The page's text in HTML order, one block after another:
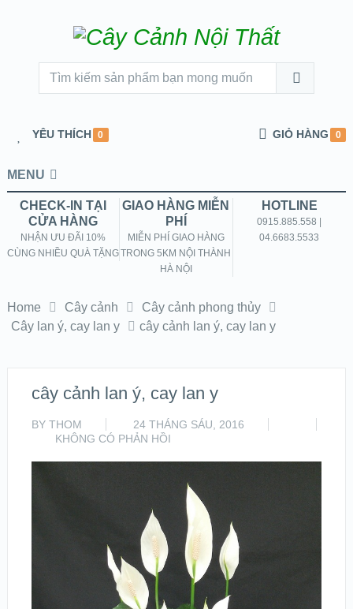
YÊU THÍCH 0 GIỎ HÀNG 0
MENU
CHECK-IN TẠI
CỬA HÀNG
NHẬN ƯU ĐÃI 10%
CÙNG NHIỀU QUÀ TẶNG
GIAO HÀNG MIỄN
PHÍ
MIỄN PHÍ GIAO HÀNG
TRONG 5KM NỘI THÀNH
HÀ NỘI
HOTLINE
0915.885.558 |
04.6683.5533
Home Cây cảnh
Cây cảnh phong thủy
Cây lan ý, cay lan y
cây cảnh lan ý, cay lan y
cây cảnh lan ý, cay lan y
BY THOM
24 THÁNG SÁU, 2016
KHÔNG CÓ PHẢN HỒI